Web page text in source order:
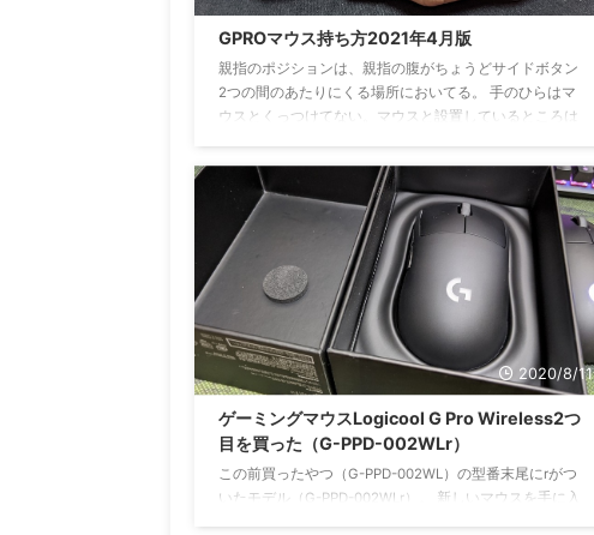
GPROマウス持ち方2021年4月版
親指のポジションは、親指の腹がちょうどサイドボタン
2つの間のあたりにくる場所においてる。 手のひらはマ
ウスとくっつけてない。マウスと設置しているところは
ウスライトが手のひらを照らしている様子もある。 薬
指はマウス側面に沿わせるように当てている。小指はた
てて、小指先端の左側をマウスにあてている。 マウス
正面から見た様子。人差し指はややマウスホイールの近
くにきている。中指は右クリックボタンの中央あたり。
薬指は親指の位置に比べて、ややマウス先端よりになっ
ている ...
2020/8/11
ゲーミングマウスLogicool G Pro Wireless2つ
目を買った（G-PPD-002WLr）
この前買ったやつ（G-PPD-002WL）の型番末尾にrがつ
いたモデル（G-PPD-002WLr）。 新しいマウスを手に入